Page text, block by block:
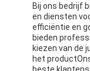
Bij ons bedrijf
en diensten
efficiëntie en
bieden
kiezen van de
het